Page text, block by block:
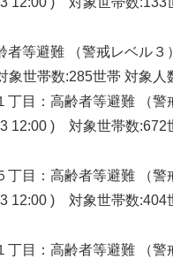
者等避難 （警戒レベル３
世帯数:285世帯 対象人
丁目：高齢者等避難 （警
12:00 ) 対象世帯数:672
丁目：高齢者等避難 （警
12:00 ) 対象世帯数:404
丁目：高齢者等避難 （警